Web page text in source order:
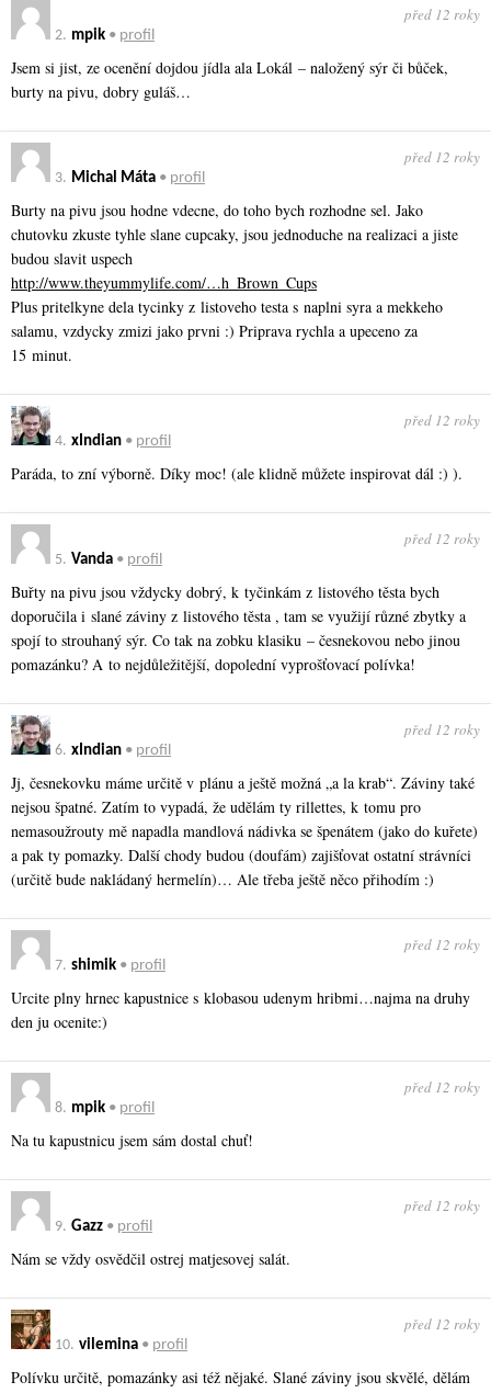
2. mpik • profil
před 12 roky
Jsem si jist, ze ocenění dojdou jídla ala Lokál – naložený sýr či bůček,
burty na pivu, dobry guláš…
3. Michal Máta • profil
před 12 roky
Burty na pivu jsou hodne vdecne, do toho bych rozhodne sel. Jako
chutovku zkuste tyhle slane cupcaky, jsou jednoduche na realizaci a jiste
budou slavit uspech
http://www.theyummylife.com/…h_Brown_Cups
Plus pritelkyne dela tycinky z listoveho testa s naplni syra a mekkeho
salamu, vzdycky zmizi jako prvni :) Priprava rychla a upeceno za
15 minut.
4. xIndian • profil
před 12 roky
Paráda, to zní výborně. Díky moc! (ale klidně můžete inspirovat dál :) ).
5. Vanda • profil
před 12 roky
Buřty na pivu jsou vždycky dobrý, k tyčinkám z listového těsta bych
doporučila i slané záviny z listového těsta , tam se využijí různé zbytky a
spojí to strouhaný sýr. Co tak na zobku klasiku – česnekovou nebo jinou
pomazánku? A to nejdůležitější, dopolední vyprošťovací polívka!
6. xIndian • profil
před 12 roky
Jj, česnekovku máme určitě v plánu a ještě možná „a la krab“. Záviny také
nejsou špatné. Zatím to vypadá, že udělám ty rillettes, k tomu pro
nemasoužrouty mě napadla mandlová nádivka se špenátem (jako do kuřete)
a pak ty pomazky. Další chody budou (doufám) zajišťovat ostatní strávníci
(určitě bude nakládaný hermelín)… Ale třeba ještě něco přihodím :)
7. shimik • profil
před 12 roky
Urcite plny hrnec kapustnice s klobasou udenym hribmi…najma na druhy
den ju ocenite:)
8. mpik • profil
před 12 roky
Na tu kapustnicu jsem sám dostal chuť!
9. Gazz • profil
před 12 roky
Nám se vždy osvědčil ostrej matjesovej salát.
10. vilemina • profil
před 12 roky
Polívku určitě, pomazánky asi též nějaké. Slané záviny jsou skvělé, dělám